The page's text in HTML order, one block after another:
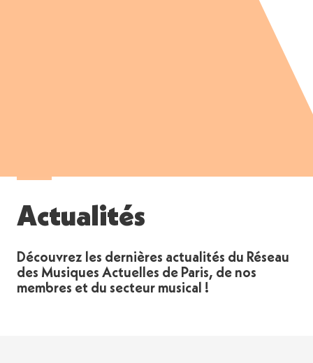
Actualités
Découvrez les dernières actualités du Réseau
des Musiques Actuelles de Paris, de nos
membres et du secteur musical !